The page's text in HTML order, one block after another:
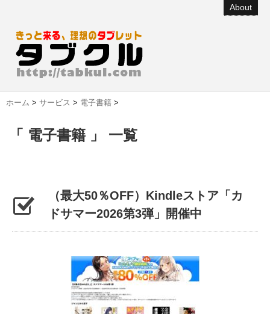
About
ホーム > サービス > 電子書籍 >
「 電子書籍 」 一覧
（最大50％OFF）Kindleストア「カ
ドサマー2026第3弾」開催中